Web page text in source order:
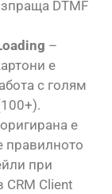
DTMF
–
е
с голям
е
правилното
при
Client